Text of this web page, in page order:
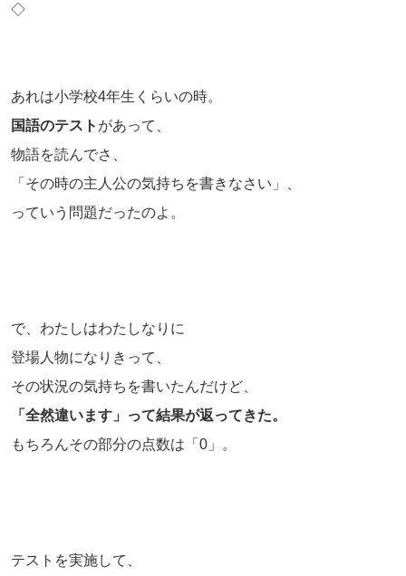
◇
あれは小学校4年生くらいの時。
国語のテスト があって、
物語を読んでさ、
「その時の主人公の気持ちを書きなさい」、
っていう問題だったのよ。
で、わたしはわたしなりに
登場人物になりきって、
その状況の気持ちを書いたんだけど、
「全然違います」って結果が返ってきた。
もちろんその部分の点数は「0」。
テストを実施して、